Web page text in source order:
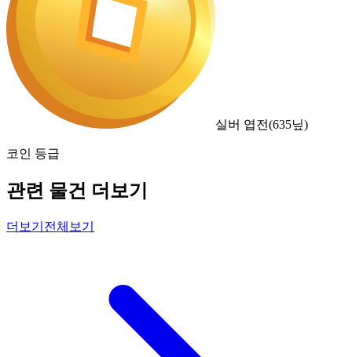
실버 엽전(635닢)
코인 등급
관련 물건 더보기
더보기 전체보기